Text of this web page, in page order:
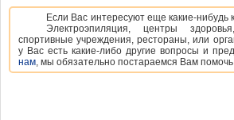
Если Вас интересуют еще какие-нибудь
Электроэпиляция, центры
спортивные учреждения, рестораны, или
у Вас есть какие-либо другие вопросы и
нам, мы обязательно постараемся Вам